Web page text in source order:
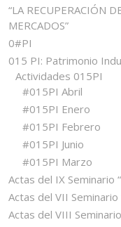
“LA RECUPERACIÓN
MERCADOS”
0#PI
015 PI: Patrimonio
Actividades 015PI
#015PI Abril
#015PI Enero
#015PI Febrero
#015PI Junio
#015PI Marzo
Actas del IX Seminario
Actas del VII
Actas del VIII